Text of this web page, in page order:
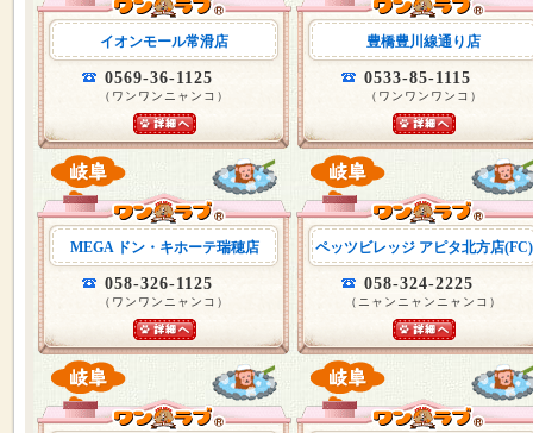
イオンモール常滑店
0569-36-1125
（ワンワンニャンコ）
豊橋豊川線通り店
0533-85-1115
（ワンワンワンコ）
MEGA ドン・キホーテ瑞穂店
058-326-1125
（ワンワンニャンコ）
ペッツビレッジ アピタ北方店(FC)
058-324-2225
（ニャンニャンニャンコ）